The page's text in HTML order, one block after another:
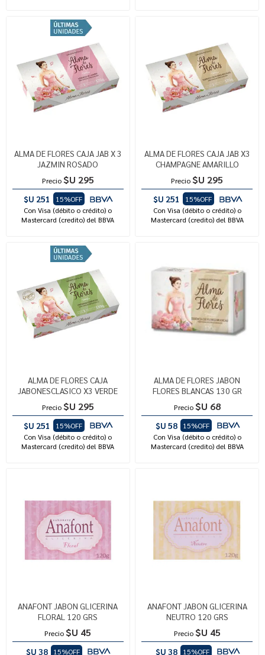
ALMA DE FLORES CAJA JAB X 3
JAZMIN ROSADO
Precio $U 295
$U 251
15%OFF
Con Visa (débito o crédito) o
Mastercard (credito) del BBVA
ALMA DE FLORES CAJA JAB X3
CHAMPAGNE AMARILLO
Precio $U 295
$U 251
15%OFF
Con Visa (débito o crédito) o
Mastercard (credito) del BBVA
ALMA DE FLORES CAJA
JABONESCLASICO X3 VERDE
Precio $U 295
$U 251
15%OFF
Con Visa (débito o crédito) o
Mastercard (credito) del BBVA
ALMA DE FLORES JABON
FLORES BLANCAS 130 GR
Precio $U 68
$U 58
15%OFF
Con Visa (débito o crédito) o
Mastercard (credito) del BBVA
ANAFONT JABON GLICERINA
FLORAL 120 GRS
Precio $U 45
$U 38 15%OFF
ANAFONT JABON GLICERINA
NEUTRO 120 GRS
Precio $U 45
$U 38 15%OFF